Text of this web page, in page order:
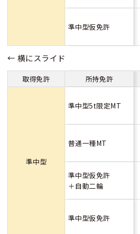
準中型仮免許
取得免許 所持免許
準中型
準中型5t限定MT
普通一種MT
準中型仮免許
＋自動二輪
準中型仮免許